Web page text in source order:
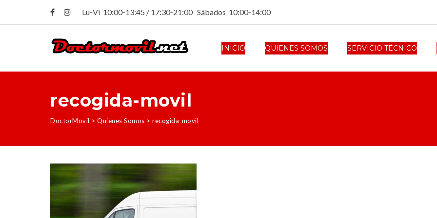
Lu‑Vi 10:00‑13:45 / 17:30‑21:00 Sábados 10:00‑14:00
INICIO QUIENES SOMOS SERVICIO TÉCNICO
recogida-movil
DoctorMovil > Quienes Somos > recogida-movil